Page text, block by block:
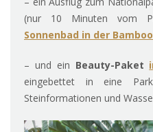
(nur 10 Minuten vom
Sonnenbad in der
– und ein Beauty-Paket
eingebettet in eine
Steinformationen und